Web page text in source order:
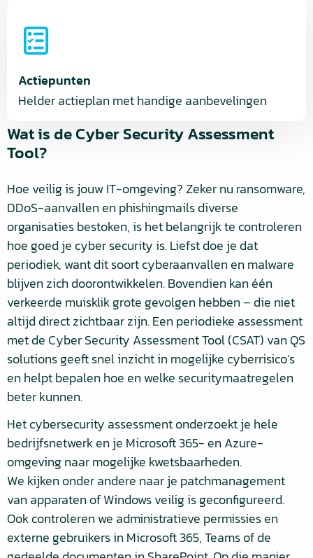
Actiepunten
Helder actieplan met handige aanbevelingen
Wat is de Cyber Security Assessment
Tool?
Hoe veilig is jouw IT-omgeving? Zeker nu ransomware,
DDoS-aanvallen en phishingmails diverse
organisaties bestoken, is het belangrijk te controleren
hoe goed je cyber security is. Liefst doe je dat
periodiek, want dit soort cyberaanvallen en malware
blijven zich doorontwikkelen. Bovendien kan één
verkeerde muisklik grote gevolgen hebben – die niet
altijd direct zichtbaar zijn. Een periodieke assessment
met de Cyber Security Assessment Tool (CSAT) van QS
solutions geeft snel inzicht in mogelijke cyberrisico’s
en helpt bepalen hoe en welke securitymaatregelen
beter kunnen.
Het cybersecurity assessment onderzoekt je hele
bedrijfsnetwerk en je Microsoft 365- en Azure-
omgeving naar mogelijke kwetsbaarheden.
We kijken onder andere naar je patchmanagement
van apparaten of Windows veilig is geconfigureerd.
Ook controleren we administratieve permissies en
externe gebruikers in Microsoft 365, Teams of de